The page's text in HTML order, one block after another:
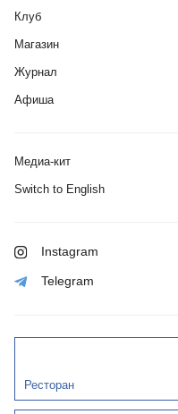
Клуб
Магазин
Журнал
Афиша
Медиа-кит
Switch to English
Instagram
Telegram
Ресторан